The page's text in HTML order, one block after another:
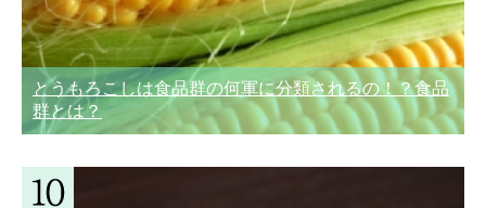
とうもろこしは食品群の何軍に分類されるの！？食品
群とは？